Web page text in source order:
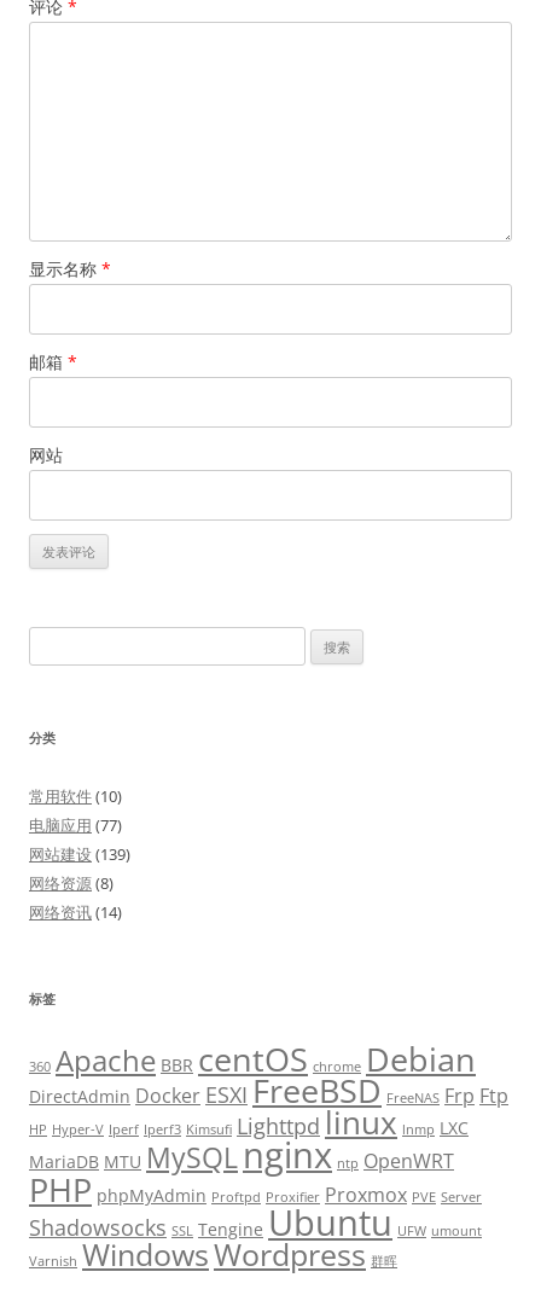
评论 *
显示名称 *
邮箱 *
网站
索：
分类
常用软件(10)
电脑应用 (77)
网站建设(139)
网络资源(8)
网络资讯(14)
标签
360 Apache BBR centOS chrome Debian
DirectAdmin Docker ESXI FreeBSD FreeNAS Frp Ftp
HP Hyper-V Iperf Iperf3 Kimsufi Lighttpd linux lnmp LXC
MariaDB MTU MySQLnginx ntp OpenWRT
PHP phpMyAdmin Proftpd Proxifier Proxmox PVE Server
Shadowsocks SSL Tengine Ubuntu UFW umount
Varnish WindowsWordpress 群晖